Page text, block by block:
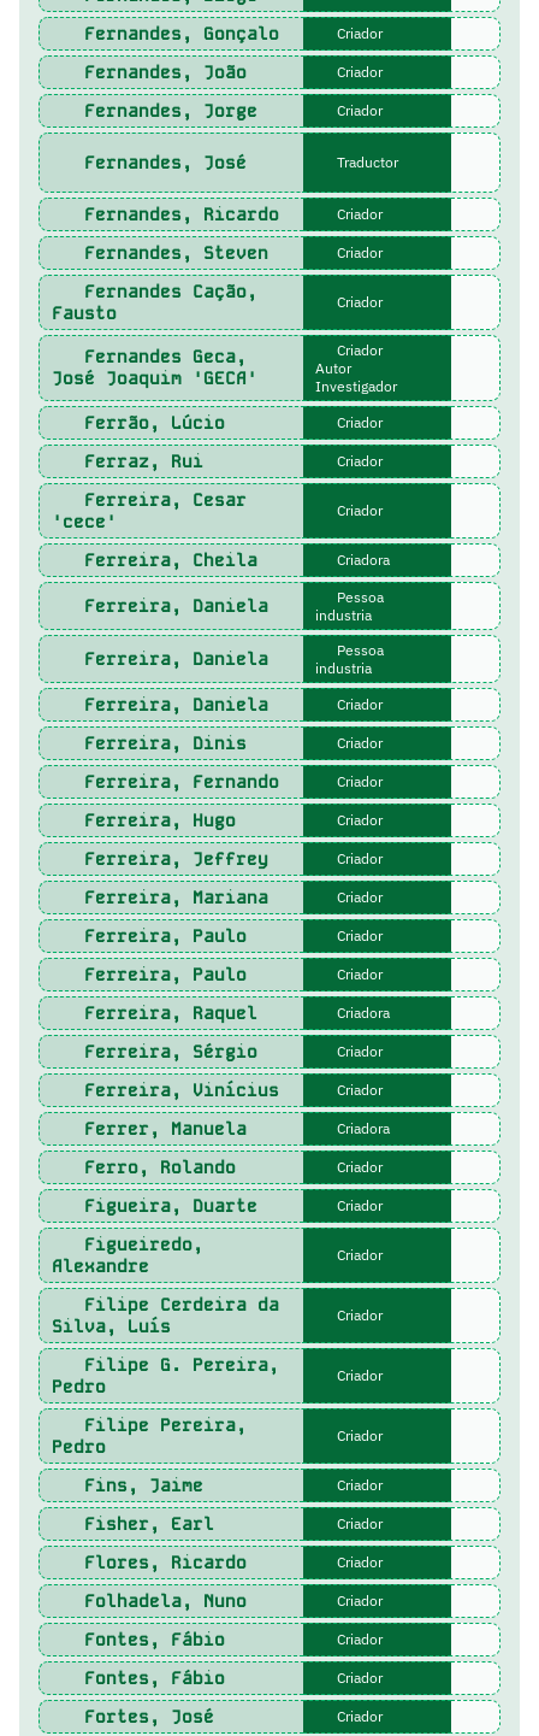
Fernandes, Gonçalo Criador
Fernandes, João Criador
Fernandes, Jorge Criador
Fernandes, José Traductor
Fernandes, Ricardo Criador
Fernandes, Steven Criador
Fernandes Cação,
Fausto
Criador
Fernandes Geca,
José Joaquim 'GECA'
Criador
Autor
Investigador
Ferrão, Lúcio Criador
Ferraz, Rui Criador
Ferreira, Cesar
'cece'
Criador
Ferreira, Cheila Criadora
Ferreira, Daniela
Pessoa
industria
Ferreira, Daniela
Pessoa
industria
Ferreira, Daniela Criador
Ferreira, Dinis Criador
Ferreira, Fernando Criador
Ferreira, Hugo Criador
Ferreira, Jeffrey Criador
Ferreira, Mariana Criador
Ferreira, Paulo Criador
Ferreira, Paulo Criador
Ferreira, Raquel Criadora
Ferreira, Sérgio Criador
Ferreira, Vinícius Criador
Ferrer, Manuela Criadora
Ferro, Rolando Criador
Figueira, Duarte Criador
Figueiredo,
Alexandre
Criador
Filipe Cerdeira da
Silva, Luís
Criador
Filipe G. Pereira,
Pedro
Criador
Filipe Pereira,
Pedro
Criador
Fins, Jaime Criador
Fisher, Earl Criador
Flores, Ricardo Criador
Folhadela, Nuno Criador
Fontes, Fábio Criador
Fontes, Fábio Criador
Fortes, José Criador